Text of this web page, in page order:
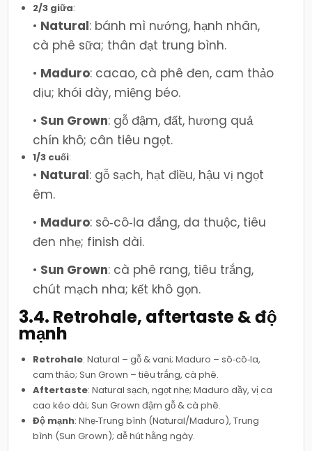
2/3 giữa:
• Natural: bánh mì nướng, hạnh nhân,
cà phê sữa; thân đạt trung bình.
• Maduro: cacao, cà phê đen, cam thảo
dịu; khói dày, miệng béo.
• Sun Grown: gỗ đậm, đất, hương quả
chín khô; cân tiêu ngọt.
1/3 cuối:
• Natural: gỗ sạch, hạt điều, hậu vị ngọt
êm.
• Maduro: sô‑cô‑la đắng, da thuộc, tiêu
đen nhẹ; finish dài.
• Sun Grown: cà phê rang, tiêu trắng,
chút mạch nha; kết khô gọn.
3.4. Retrohale, aftertaste & độ
mạnh
Retrohale: Natural – gỗ & vani; Maduro – sô‑cô‑la,
cam thảo; Sun Grown – tiêu trắng, cà phê.
Aftertaste: Natural sạch, ngọt nhẹ; Maduro dầy, vị ca
cao kéo dài; Sun Grown đậm gỗ & cà phê.
Độ mạnh: Nhẹ‑Trung bình (Natural/Maduro), Trung
bình (Sun Grown); dễ hút hằng ngày.